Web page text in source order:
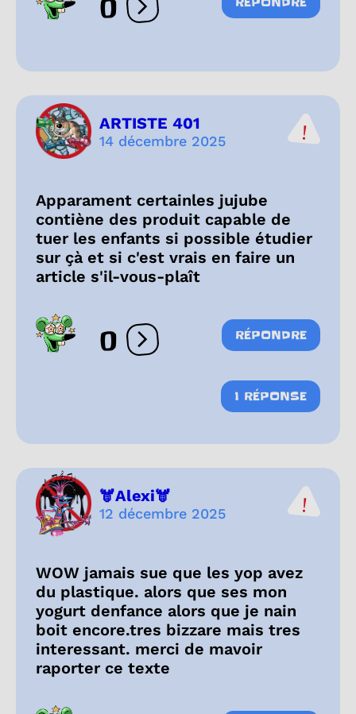
0 Ouvrir les réactions
ARTISTE 401
14 décembre 2025
Apparament certainles jujube
contiène des produit capable de
tuer les enfants si possible étudier
sur çà et si c'est vrais en faire un
article s'il-vous-plaît
0 Ouvrir les réactions
RÉPONDRE
1 RÉPONSE
🫎Alexi🫎
12 décembre 2025
WOW jamais sue que les yop avez
du plastique. alors que ses mon
yogurt denfance alors que je nain
boit encore.tres bizzare mais tres
interessant. merci de mavoir
raporter ce texte